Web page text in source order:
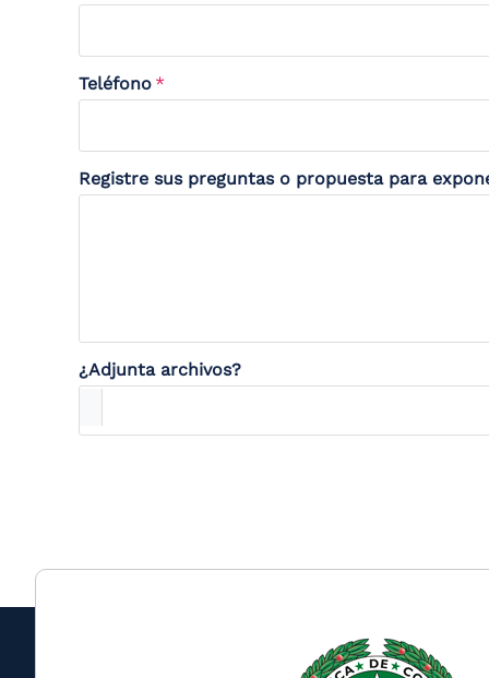
Teléfono
Registre sus preguntas o propuesta para
¿Adjunta archivos?